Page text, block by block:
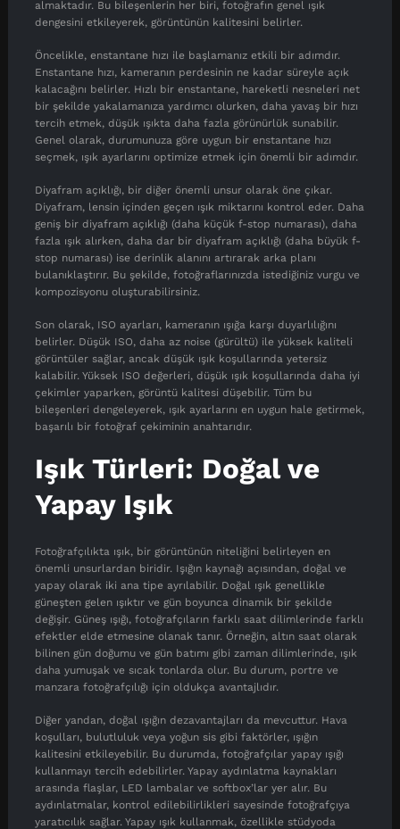
almaktadır. Bu bileşenlerin her biri, fotoğrafın genel ışık
dengesini etkileyerek, görüntünün kalitesini belirler.
Öncelikle, enstantane hızı ile başlamanız etkili bir adımdır.
Enstantane hızı, kameranın perdesinin ne kadar süreyle açık
kalacağını belirler. Hızlı bir enstantane, hareketli nesneleri net
bir şekilde yakalamanıza yardımcı olurken, daha yavaş bir hızı
tercih etmek, düşük ışıkta daha fazla görünürlük sunabilir.
Genel olarak, durumunuza göre uygun bir enstantane hızı
seçmek, ışık ayarlarını optimize etmek için önemli bir adımdır.
Diyafram açıklığı, bir diğer önemli unsur olarak öne çıkar.
Diyafram, lensin içinden geçen ışık miktarını kontrol eder. Daha
geniş bir diyafram açıklığı (daha küçük f-stop numarası), daha
fazla ışık alırken, daha dar bir diyafram açıklığı (daha büyük f-
stop numarası) ise derinlik alanını artırarak arka planı
bulanıklaştırır. Bu şekilde, fotoğraflarınızda istediğiniz vurgu ve
kompozisyonu oluşturabilirsiniz.
Son olarak, ISO ayarları, kameranın ışığa karşı duyarlılığını
belirler. Düşük ISO, daha az noise (gürültü) ile yüksek kaliteli
görüntüler sağlar, ancak düşük ışık koşullarında yetersiz
kalabilir. Yüksek ISO değerleri, düşük ışık koşullarında daha iyi
çekimler yaparken, görüntü kalitesi düşebilir. Tüm bu
bileşenleri dengeleyerek, ışık ayarlarını en uygun hale getirmek,
başarılı bir fotoğraf çekiminin anahtarıdır.
Işık Türleri: Doğal ve
Yapay Işık
Fotoğrafçılıkta ışık, bir görüntünün niteliğini belirleyen en
önemli unsurlardan biridir. Işığın kaynağı açısından, doğal ve
yapay olarak iki ana tipe ayrılabilir. Doğal ışık genellikle
güneşten gelen ışıktır ve gün boyunca dinamik bir şekilde
değişir. Güneş ışığı, fotoğrafçıların farklı saat dilimlerinde farklı
efektler elde etmesine olanak tanır. Örneğin, altın saat olarak
bilinen gün doğumu ve gün batımı gibi zaman dilimlerinde, ışık
daha yumuşak ve sıcak tonlarda olur. Bu durum, portre ve
manzara fotoğrafçılığı için oldukça avantajlıdır.
Diğer yandan, doğal ışığın dezavantajları da mevcuttur. Hava
koşulları, bulutluluk veya yoğun sis gibi faktörler, ışığın
kalitesini etkileyebilir. Bu durumda, fotoğrafçılar yapay ışığı
kullanmayı tercih edebilirler. Yapay aydınlatma kaynakları
arasında flaşlar, LED lambalar ve softbox’lar yer alır. Bu
aydınlatmalar, kontrol edilebilirlikleri sayesinde fotoğrafçıya
yaratıcılık sağlar. Yapay ışık kullanmak, özellikle stüdyoda